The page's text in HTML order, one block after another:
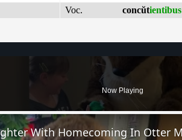
Voc.
concŭtientibus
Now Playing